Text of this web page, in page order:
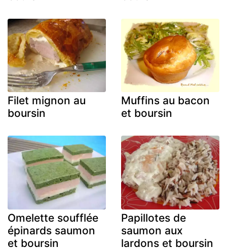
Filet mignon au
boursin
Muffins au bacon
et boursin
Omelette soufflée
épinards saumon
et boursin
Papillotes de
saumon aux
lardons et boursin